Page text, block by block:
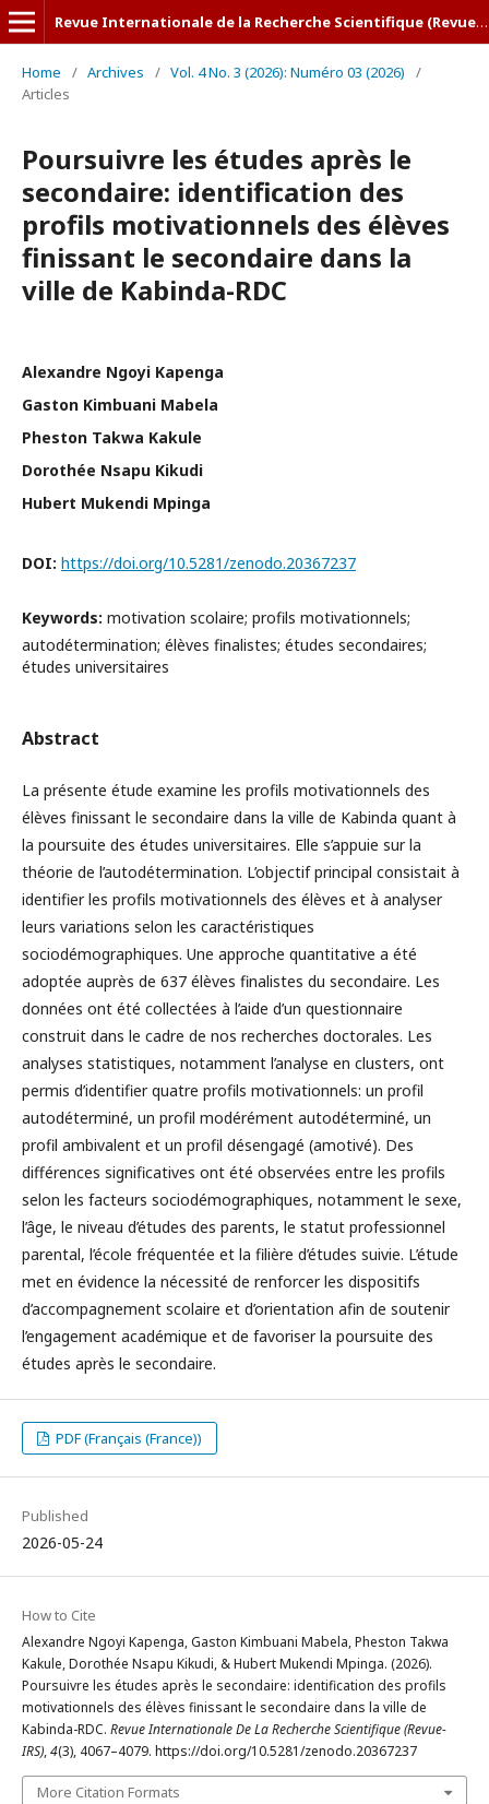
Revue Internationale de la Recherche Scientifique (Revue-IRS)
Home / Archives / Vol. 4 No. 3 (2026): Numéro 03 (2026)
/
Articles
Poursuivre les études après le
secondaire: identification des
profils motivationnels des élèves
finissant le secondaire dans la
ville de Kabinda-RDC
Alexandre Ngoyi Kapenga
Gaston Kimbuani Mabela
Pheston Takwa Kakule
Dorothée Nsapu Kikudi
Hubert Mukendi Mpinga
DOI: https://doi.org/10.5281/zenodo.20367237
Keywords: motivation scolaire; profils motivationnels;
autodétermination; élèves finalistes; études secondaires;
études universitaires
Abstract
La présente étude examine les profils motivationnels des
élèves finissant le secondaire dans la ville de Kabinda quant à
la poursuite des études universitaires. Elle s’appuie sur la
théorie de l’autodétermination. L’objectif principal consistait à
identifier les profils motivationnels des élèves et à analyser
leurs variations selon les caractéristiques
sociodémographiques. Une approche quantitative a été
adoptée auprès de 637 élèves finalistes du secondaire. Les
données ont été collectées à l’aide d’un questionnaire
construit dans le cadre de nos recherches doctorales. Les
analyses statistiques, notamment l’analyse en clusters, ont
permis d’identifier quatre profils motivationnels: un profil
autodéterminé, un profil modérément autodéterminé, un
profil ambivalent et un profil désengagé (amotivé). Des
différences significatives ont été observées entre les profils
selon les facteurs sociodémographiques, notamment le sexe,
l’âge, le niveau d’études des parents, le statut professionnel
parental, l’école fréquentée et la filière d’études suivie. L’étude
met en évidence la nécessité de renforcer les dispositifs
d’accompagnement scolaire et d’orientation afin de soutenir
l’engagement académique et de favoriser la poursuite des
études après le secondaire.
PDF (Français (France))
Published
2026-05-24
How to Cite
Alexandre Ngoyi Kapenga, Gaston Kimbuani Mabela, Pheston Takwa
Kakule, Dorothée Nsapu Kikudi, & Hubert Mukendi Mpinga. (2026).
Poursuivre les études après le secondaire: identification des profils
motivationnels des élèves finissant le secondaire dans la ville de
Kabinda-RDC. Revue Internationale De La Recherche Scientifique (Revue-
IRS),4(3), 4067–4079. https://doi.org/10.5281/zenodo.20367237
More Citation Formats